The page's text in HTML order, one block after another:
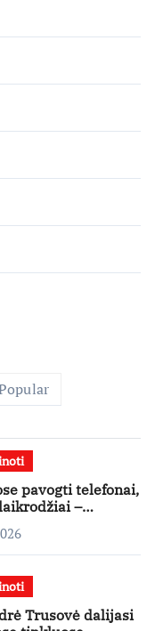
pavogti telefonai,
–
apie
finansines rizikas
Trusovė dalijasi